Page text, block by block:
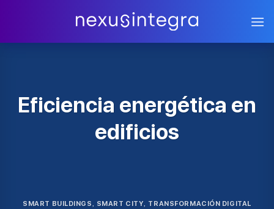
SMART BUILDINGS, SMART CITY, TRANSFORMACIÓN DIGITAL
Eficiencia energética en
edificios